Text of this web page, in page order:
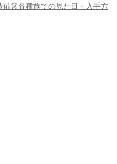
備👗各種族での見た目・入手方